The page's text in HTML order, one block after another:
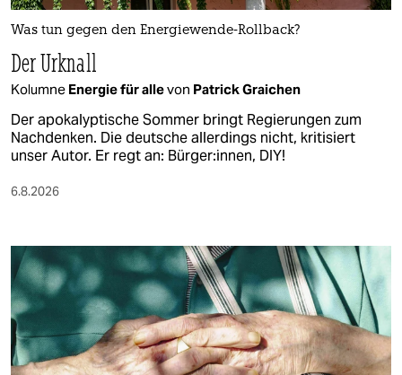
Was tun gegen den Energiewende-Rollback?
Der Urknall
Kolumne Energie für allevon Patrick Graichen
Der apokalyptische Sommer bringt Regierungen zum
Nachdenken. Die deutsche allerdings nicht, kritisiert
unser Autor. Er regt an: Bürger:innen, DIY!
6.8.2026